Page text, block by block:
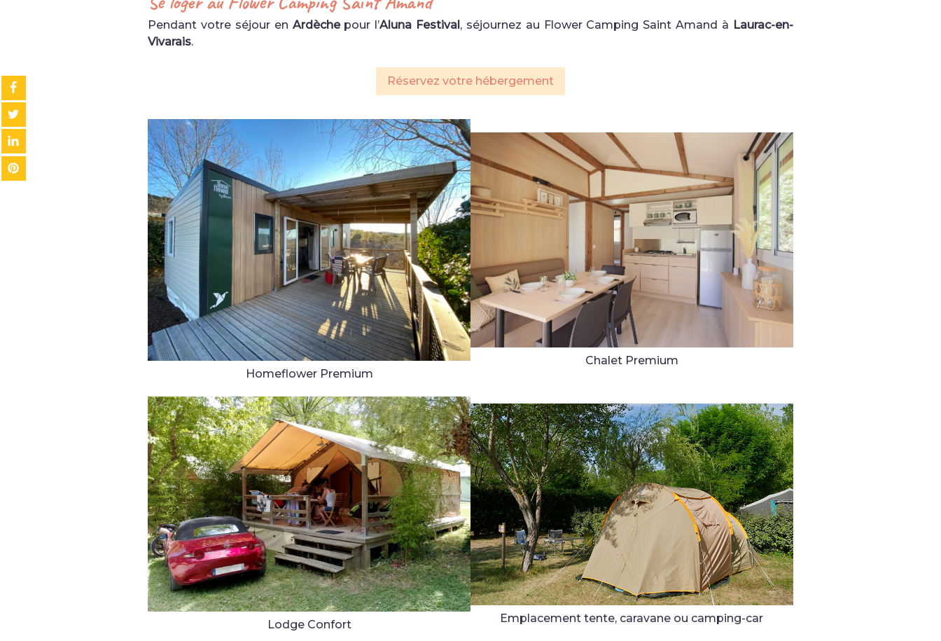
Pendant votre séjour en Ardèchepour l’Aluna Festival, séjournez au Flower Camping Saint Amand à Laurac-en-
Vivarais.
Réservez votre hébergement
Homeflower Premium
Chalet Premium
Lodge Confort
Emplacement tente, caravane ou camping-car